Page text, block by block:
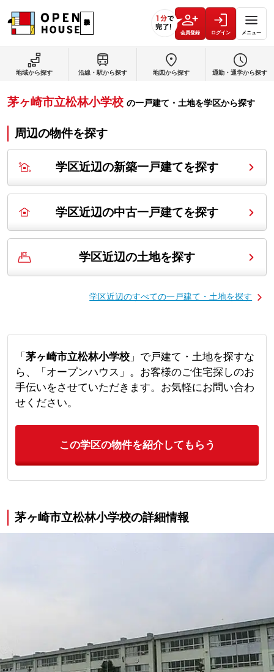
会員登録 ログイン メニュー
地域から探す 沿線・駅から探す 地図から探す 通勤・通学から探す
茅ヶ崎市立松林小学校 の一戸建て・土地を学区から探す
周辺の物件を探す
学区近辺の新築一戸建てを探す
学区近辺の中古一戸建てを探す
学区近辺の土地を探す
学区近辺のすべての一戸建て・土地を探す
「 茅ヶ崎市立松林小学校」で戸建て・土地を探すな
ら、「オープンハウス」。お客様のご住宅探しのお
手伝いをさせていただきます。お気軽にお問い合わ
せください。
この学区の物件を紹介してもらう
茅ヶ崎市立松林小学校の詳細情報